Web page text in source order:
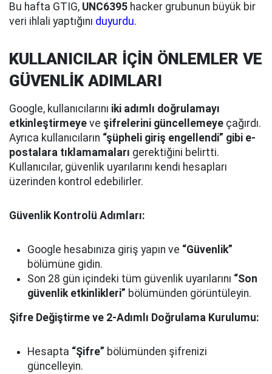
Bu hafta GTIG, UNC6395 hacker grubunun büyük bir
veri ihlali yaptığını duyurdu.
KULLANICILAR İÇİN ÖNLEMLER VE
GÜVENLİK ADIMLARI
Google, kullanıcılarını iki adımlı doğrulamayı
etkinleştirmeye ve şifrelerini güncellemeye çağırdı.
Ayrıca kullanıcıların “şüpheli giriş engellendi” gibi e-
postalara tıklamamaları gerektiğini belirtti.
Kullanıcılar, güvenlik uyarılarını kendi hesapları
üzerinden kontrol edebilirler.
Güvenlik Kontrolü Adımları:
Google hesabınıza giriş yapın ve “Güvenlik”
bölümüne gidin.
Son 28 gün içindeki tüm güvenlik uyarılarını “Son
güvenlik etkinlikleri” bölümünden görüntüleyin.
Şifre Değiştirme ve 2-Adımlı Doğrulama Kurulumu:
Hesapta “Şifre” bölümünden şifrenizi
güncelleyin.